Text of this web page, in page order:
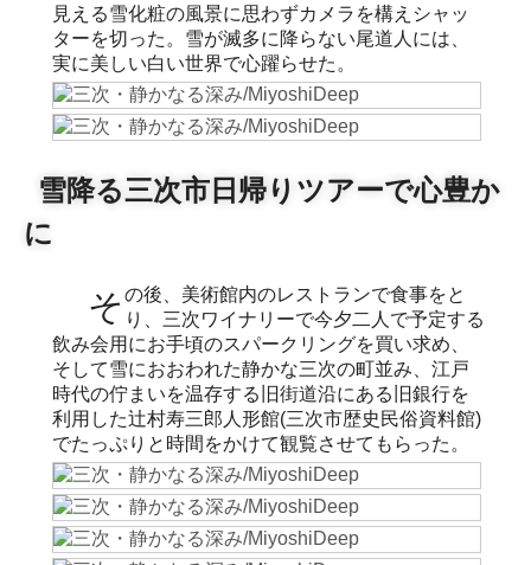
見える雪化粧の風景に思わずカメラを構えシャッ
ターを切った。雪が滅多に降らない尾道人には、
実に美しい白い世界で心躍らせた。
雪降る三次市日帰りツアーで心豊か
に
その後、美術館内のレストランで食事をと り、三次ワイナリーで今夕二人で予定する
飲み会用にお手頃のスパークリングを買い求め、
そして雪におおわれた静かな三次の町並み、江戸
時代の佇まいを温存する旧街道沿にある旧銀行を
利用した辻村寿三郎人形館(三次市歴史民俗資料館)
でたっぷりと時間をかけて観覧させてもらった。